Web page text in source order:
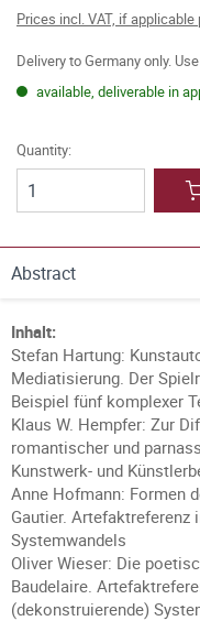
Prices incl. VAT, if
Delivery to Germany only.
available, deliverable in
Quantity:
Abstract
Inhalt:
Stefan Hartung:
Mediatisierung. Der
Beispiel fünf komplexer
Klaus W. Hempfer: Zur
romantischer und
Kunstwerk- und
Anne Hofmann: Formen
Gautier.
Systemwandels
Oliver Wieser: Die
Baudelaire.
(dekonstruierende)